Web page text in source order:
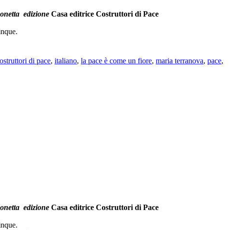
edizione Casa editrice Costruttori di Pace
delinque.
di pace, italiano, la pace è come un fiore, maria terranova, pace,
edizione Casa editrice Costruttori di Pace
delinque.